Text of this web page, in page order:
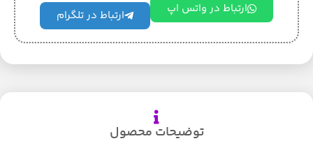
ارتباط در واتس اپ ارتباط در تلگرام
توضیحات محصول